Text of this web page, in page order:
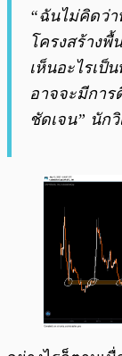
“ฉันไม่คิดว่
โครงสร้างพื้
เห็นอะไรเป็
อาจจะมีกา
ชัดเจน” นัก